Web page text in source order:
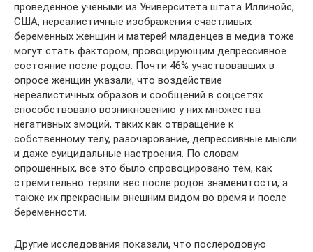
проведенное учеными из Университета штата Иллинойс,
США, нереалистичные изображения счастливых
беременных женщин и матерей младенцев в медиа тоже
могут стать фактором, провоцирующим депрессивное
состояние после родов. Почти 46% участвовавших в
опросе женщин указали, что воздействие
нереалистичных образов и сообщений в соцсетях
способствовало возникновению у них множества
негативных эмоций, таких как отвращение к
собственному телу, разочарование, депрессивные мысли
и даже суицидальные настроения. По словам
опрошенных, все это было спровоцировано тем, как
стремительно теряли вес после родов знаменитости, а
также их прекрасным внешним видом во время и после
беременности.
Другие исследования показали, что послеродовую